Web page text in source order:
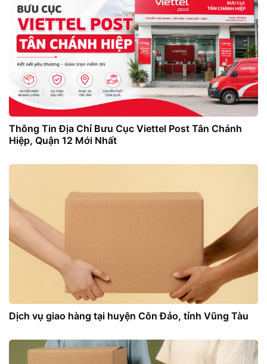
Thông Tin Địa Chỉ Bưu Cục Viettel Post Tân Chánh
Hiệp, Quận 12 Mới Nhất
Dịch vụ giao hàng tại huyện Côn Đảo, tỉnh Vũng Tàu